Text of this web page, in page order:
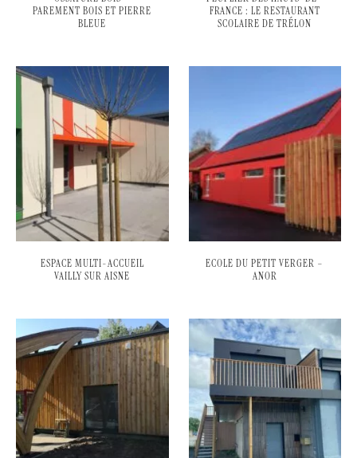
PAREMENT BOIS ET PIERRE
BLEUE
FRANCE : LE RESTAURANT
SCOLAIRE DE TRÉLON
ESPACE MULTI-ACCUEIL
VAILLY SUR AISNE
ECOLE DU PETIT VERGER –
ANOR